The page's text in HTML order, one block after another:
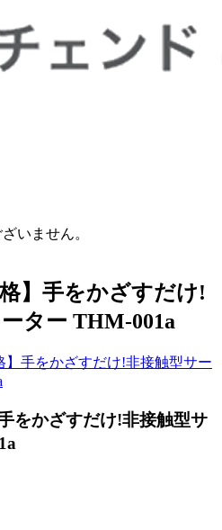
いません。
】手をかざすだけ!
ター THM-001a
をかざすだけ!非接触型サ